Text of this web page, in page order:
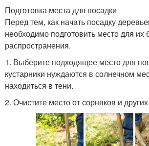
Подготовка места для посадки
Перед тем, как начать посадку
необходимо подготовить место для их
распространения.
1. Выберите подходящее место для
кустарники нуждаются в солнечном
находиться в тени.
2. Очистите место от сорняков и